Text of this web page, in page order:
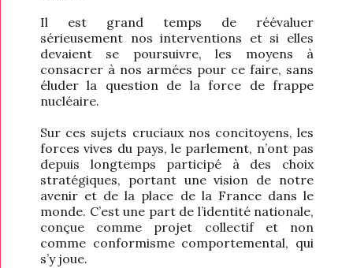
Il est grand temps de réévaluer
sérieusement nos interventions et si elles
devaient se poursuivre, les moyens à
consacrer à nos armées pour ce faire, sans
éluder la question de la force de frappe
nucléaire.
Sur ces sujets cruciaux nos concitoyens, les
forces vives du pays, le parlement, n’ont pas
depuis longtemps participé à des choix
stratégiques, portant une vision de notre
avenir et de la place de la France dans le
monde. C’est une part de l’identité nationale,
conçue comme projet collectif et non
comme conformisme comportemental, qui
s’y joue.